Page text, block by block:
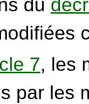
du
7, les
par les